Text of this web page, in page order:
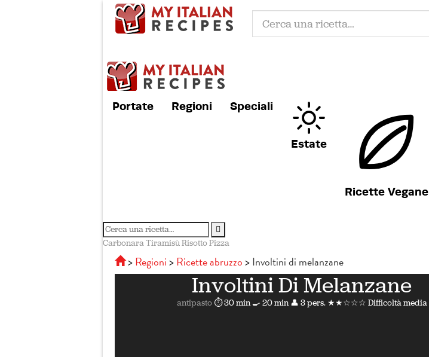
Portate Regioni Speciali
Estate
Ricette Vegane
CarbonaraTiramisùRisottoPizza
Regioni Ricette abruzzo Involtini di melanzane
Involtini Di Melanzane
antipasto ⏱ 30 min🍳 20 min 👤 3 pers. ★★☆☆☆ Difficoltà media